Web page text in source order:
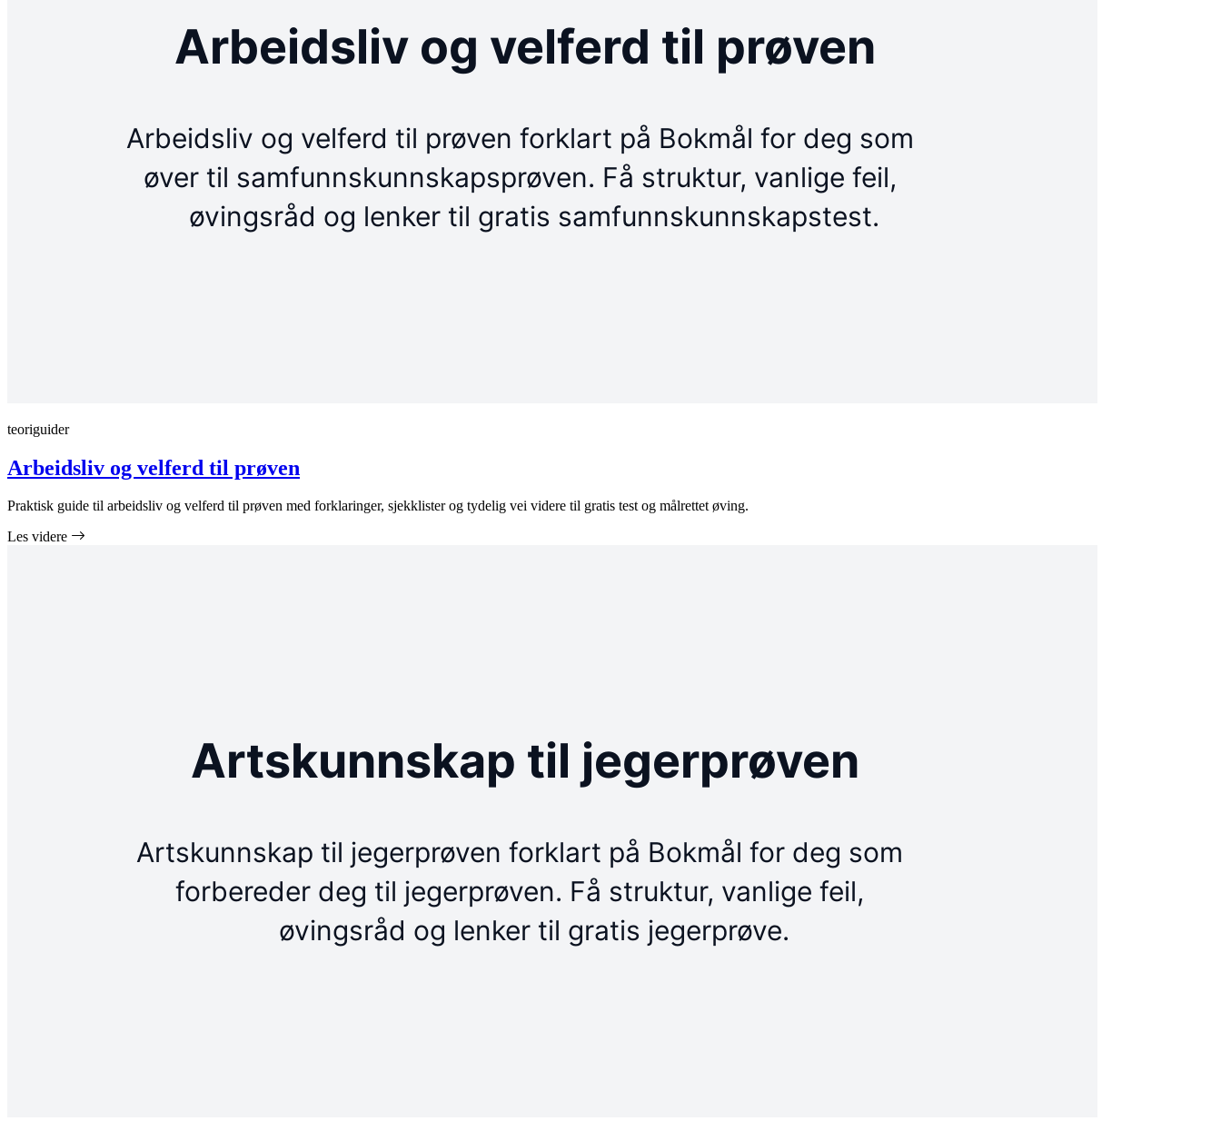
teoriguider
Arbeidsliv og velferd til prøven
Praktisk guide til arbeidsliv og velferd til prøven med forklaringer, sjekklister og tydelig vei videre til gratis test og målrettet øving.
Les videre